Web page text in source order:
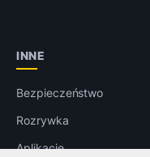
INNE
Bezpieczeństwo
Rozrywka
Aplikacje